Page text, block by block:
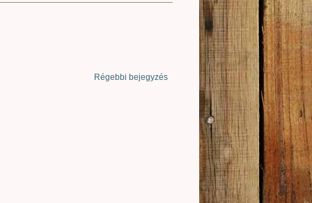
Régebbi bejegyzés